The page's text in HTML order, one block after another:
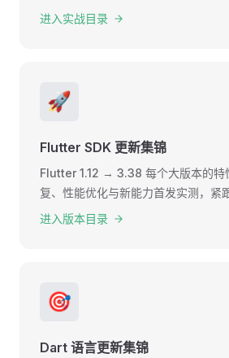
进入实战目录
🚀
Flutter SDK 更新集锦
Flutter 1.12 → 3.38 每个大版本的特
复、性能优化与新能力首发实测，紧
进入版本目录
🎯
Dart 语言更新集锦